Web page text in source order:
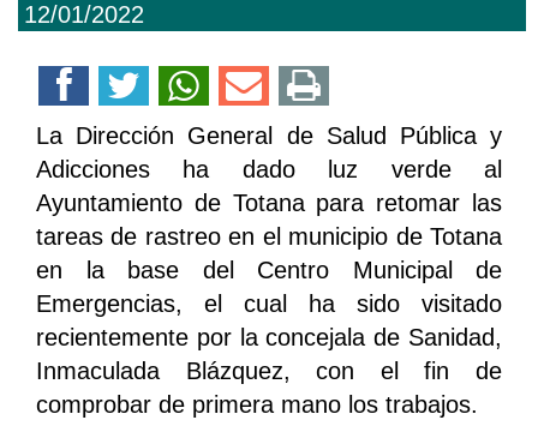
12/01/2022
La Dirección General de Salud Pública y
Adicciones ha dado luz verde al
Ayuntamiento de Totana para retomar las
tareas de rastreo en el municipio de Totana
en la base del Centro Municipal de
Emergencias, el cual ha sido visitado
recientemente por la concejala de Sanidad,
Inmaculada Blázquez, con el fin de
comprobar de primera mano los trabajos.